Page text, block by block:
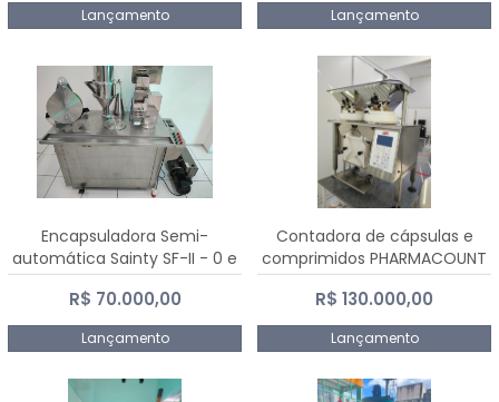
Lançamento Lançamento
Encapsuladora Semi-
automática Sainty SF-II - 0 e
00
R$ 70.000,00
Lançamento
Contadora de cápsulas e
comprimidos PHARMACOUNT
- 2-2R3
R$ 130.000,00
Lançamento